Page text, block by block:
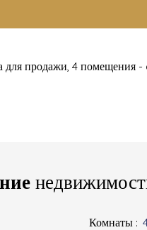
для продажи, 4 помещения -
Комнаты :